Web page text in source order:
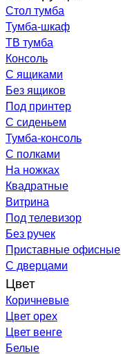
Стол тумба
Тумба-шкаф
ТВ тумба
Консоль
С ящиками
Без ящиков
Под принтер
С сиденьем
Тумба-консоль
С полками
На ножках
Квадратные
Витрина
Под телевизор
Без ручек
Приставные офисные
С дверцами
Цвет
Коричневые
Цвет орех
Цвет венге
Белые